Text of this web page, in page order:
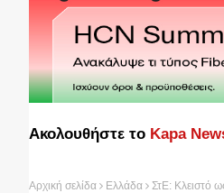
Ακολουθήστε το Kapa
Αρχική σελίδα Ελλάδα ΣτΕ: Κλειστό